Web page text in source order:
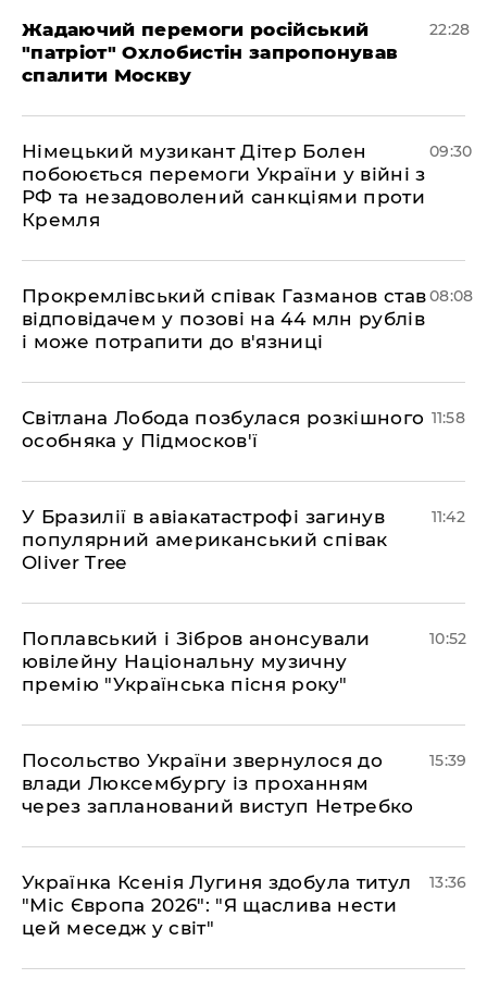
Жадаючий перемоги російський
"патріот" Охлобистін запропонував
спалити Москву
22:28
Німецький музикант Дітер Болен
побоюється перемоги України у війні з
РФ та незадоволений санкціями проти
Кремля
09:30
​Прокремлівський співак Газманов став
відповідачем у позові на 44 млн рублів
і може потрапити до в'язниці
08:08
Світлана Лобода позбулася розкішного
особняка у Підмосков'ї
11:58
У Бразилії в авіакатастрофі загинув
популярний американський співак
Oliver Tree
11:42
Поплавський і Зібров анонсували
ювілейну Національну музичну
премію "Українська пісня року"
10:52
Посольство України звернулося до
влади Люксембургу із проханням
через запланований виступ Нетребко
15:39
Українка Ксенія Лугиня здобула титул
"Міс Європа 2026": "Я щаслива нести
цей меседж у світ"
13:36